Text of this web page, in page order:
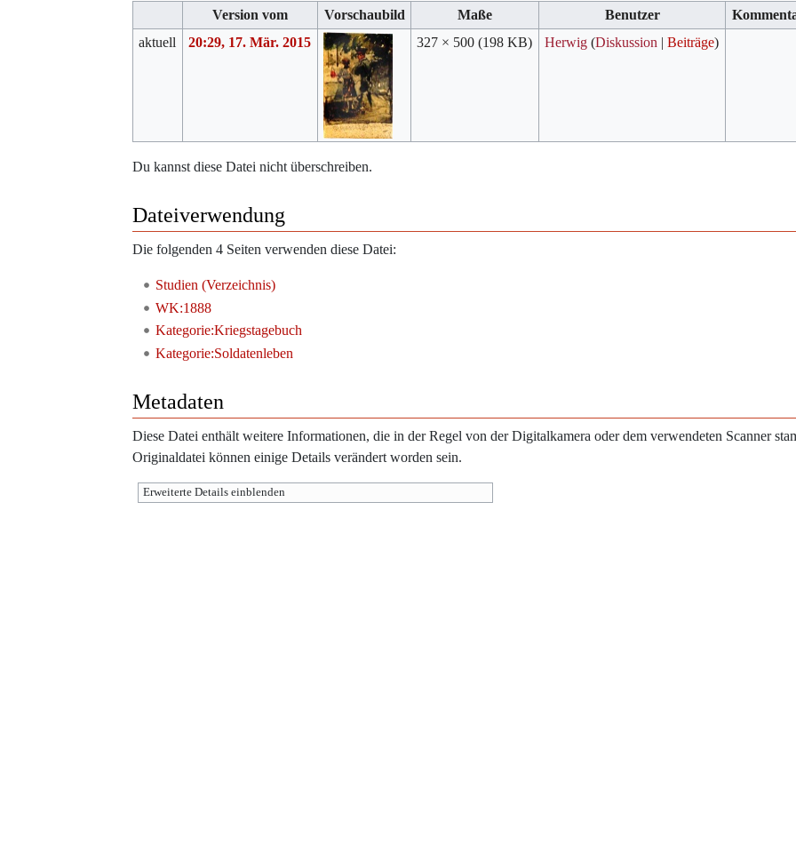
Version vom Vorschaubild Maße Benutzer
aktuell
20:29, 17. Mär. 2015 327 × 500(198 KB) Herwig (Diskussion |Beiträge)
Du kannst diese Datei nicht überschreiben.
Dateiverwendung
Die folgenden 4 Seiten verwenden diese Datei:
Studien (Verzeichnis)
WK:1888
Kategorie:Kriegstagebuch
Kategorie:Soldatenleben
Metadaten
Diese Datei enthält weitere Informationen, die in der Regel von der Digitalkamera oder dem verwendeten Scanner
Originaldatei können einige Details verändert worden sein.
Erweiterte Details einblenden